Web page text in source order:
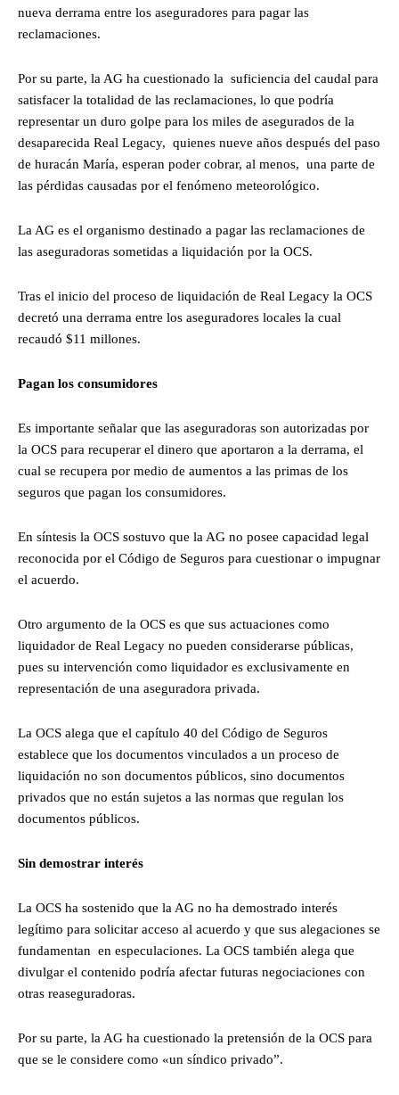
nueva derrama entre los aseguradores para pagar las
reclamaciones.
Por su parte, la AG ha cuestionado la suficiencia del caudal para
satisfacer la totalidad de las reclamaciones, lo que podría
representar un duro golpe para los miles de asegurados de la
desaparecida Real Legacy, quienes nueve años después del paso
de huracán María, esperan poder cobrar, al menos, una parte de
las pérdidas causadas por el fenómeno meteorológico.
La AG es el organismo destinado a pagar las reclamaciones de
las aseguradoras sometidas a liquidación por la OCS.
Tras el inicio del proceso de liquidación de Real Legacy la OCS
decretó una derrama entre los aseguradores locales la cual
recaudó $11 millones.
Pagan los consumidores
Es importante señalar que las aseguradoras son autorizadas por
la OCS para recuperar el dinero que aportaron a la derrama, el
cual se recupera por medio de aumentos a las primas de los
seguros que pagan los consumidores.
En síntesis la OCS sostuvo que la AG no posee capacidad legal
reconocida por el Código de Seguros para cuestionar o impugnar
el acuerdo.
Otro argumento de la OCS es que sus actuaciones como
liquidador de Real Legacy no pueden considerarse públicas,
pues su intervención como liquidador es exclusivamente en
representación de una aseguradora privada.
La OCS alega que el capítulo 40 del Código de Seguros
establece que los documentos vinculados a un proceso de
liquidación no son documentos públicos, sino documentos
privados que no están sujetos a las normas que regulan los
documentos públicos.
Sin demostrar interés
La OCS ha sostenido que la AG no ha demostrado interés
legítimo para solicitar acceso al acuerdo y que sus alegaciones se
fundamentan en especulaciones. La OCS también alega que
divulgar el contenido podría afectar futuras negociaciones con
otras reaseguradoras.
Por su parte, la AG ha cuestionado la pretensión de la OCS para
que se le considere como «un síndico privado”.